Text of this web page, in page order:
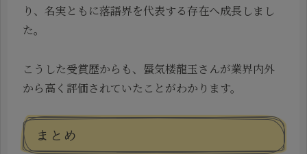
り、名実ともに落語界を代表する存在へ成長しまし
た。
こうした受賞歴からも、蜃気楼龍玉さんが業界内外
から高く評価されていたことがわかります。
まとめ